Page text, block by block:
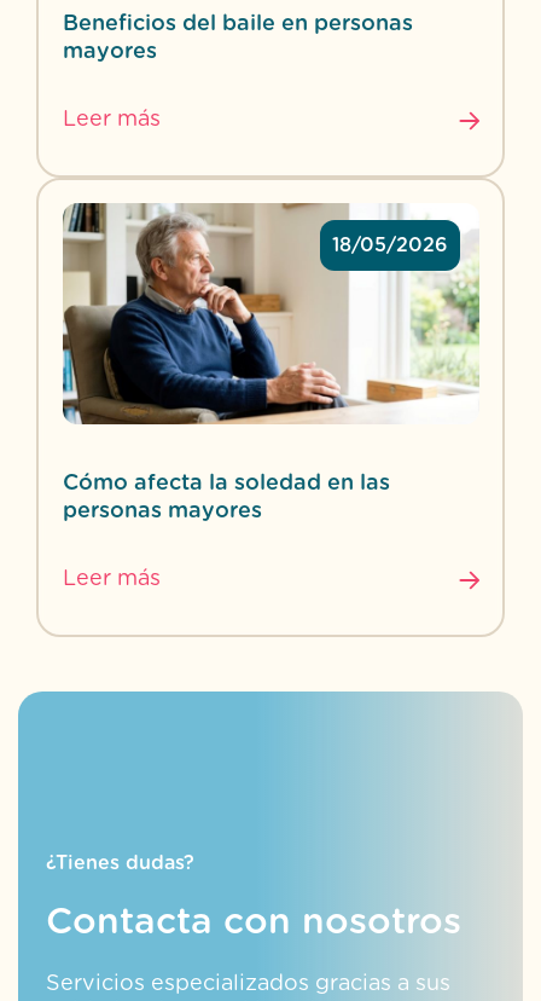
Beneficios del baile en personas
mayores
Leer más
18/05/2026
Cómo afecta la soledad en las
personas mayores
Leer más
¿Tienes dudas?
Contacta con nosotros
Servicios especializados gracias a sus